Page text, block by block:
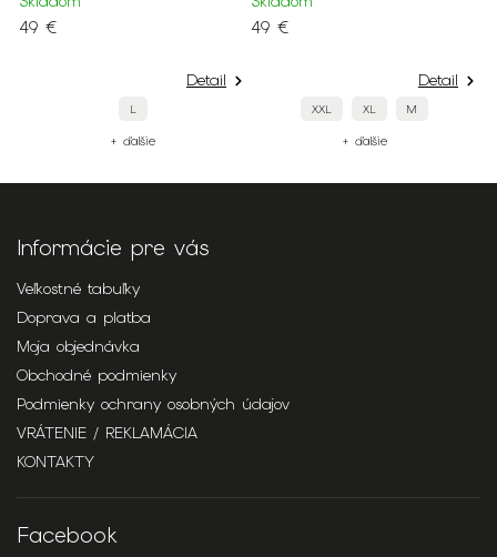
M
Informácie pre vás
Veľkostné tabuľky
Doprava a platba
Moja objednávka
Obchodné podmienky
Podmienky ochrany osobných údajov
VRÁTENIE / REKLAMÁCIA
KONTAKTY
Facebook